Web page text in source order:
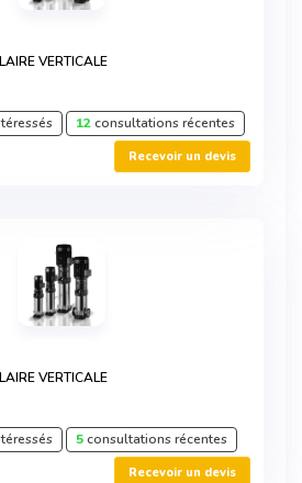
VERTICALE
12consultations récentes
Recevoir un devis
VERTICALE
5consultations récentes
Recevoir un devis